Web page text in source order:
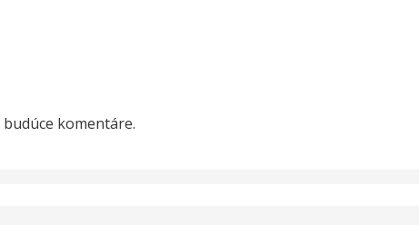
komentáre.